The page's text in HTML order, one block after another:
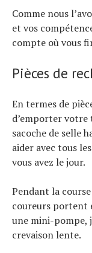
Comme nous
et vos
compte où vous
Pièces de
En termes de
d’emporter votre
sacoche de selle
aider avec tous
vous avez le jour.
Pendant la
coureurs portent
une mini-pompe,
crevaison lente.